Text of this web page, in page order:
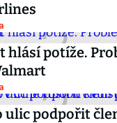
hlásí potíže.
ulic podpořit